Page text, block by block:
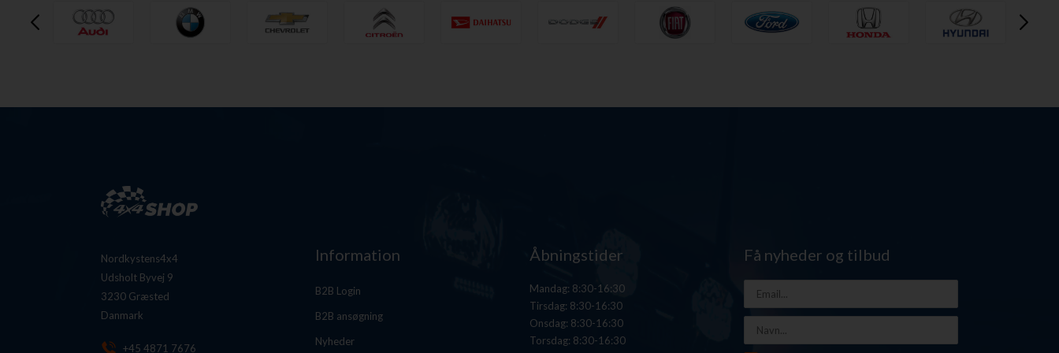
Nordkystens4x4
Udsholt Byvej 9
3230 Græsted
Danmark
+45 4871 7676
Information
B2B Login
B2B ansøgning
Nyheder
Åbningstider
Mandag: 8:30-16:30
Tirsdag: 8:30-16:30
Onsdag: 8:30-16:30
Torsdag: 8:30-16:30
Få nyheder og tilbud